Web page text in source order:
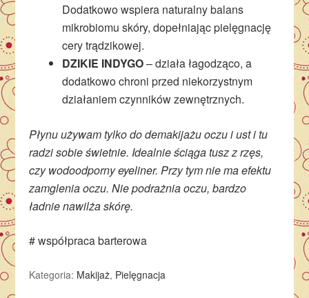
Dodatkowo wspiera naturalny balans
mikrobiomu skóry, dopełniając pielęgnację
cery trądzikowej.
DZIKIE INDYGO– działa łagodząco, a
dodatkowo chroni przed niekorzystnym
działaniem czynników zewnętrznych.
Płynu używam tylko do demakijażu oczu i ust i tu
radzi sobie świetnie. Idealnie ściąga tusz z rzęs,
czy wodoodporny eyeliner. Przy tym nie ma efektu
zamglenia oczu. Nie podrażnia oczu, bardzo
ładnie nawilża skórę.
# współpraca barterowa
Kategoria: Makijaż, Pielęgnacja